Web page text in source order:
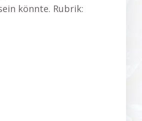
könnte. Rubrik: